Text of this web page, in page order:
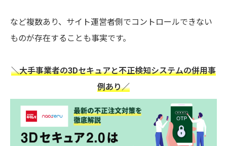
など複数あり、サイト運営者側でコントロールできない
ものが存在することも事実です。
＼大手事業者の3Dセキュアと不正検知システムの併用事
例あり／